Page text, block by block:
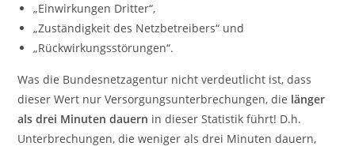
„Einwirkungen Dritter“,
„Zuständigkeit des Netzbetreibers“ und
„Rückwirkungsstörungen“.
Was die Bundesnetzagentur nicht verdeutlicht ist, dass
dieser Wert nur Versorgungsunterbrechungen, die länger
als drei Minuten dauern in dieser Statistik führt! D.h.
Unterbrechungen, die weniger als drei Minuten dauern,